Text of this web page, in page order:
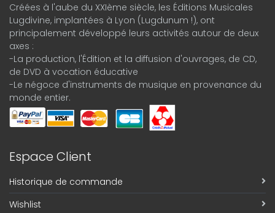
Créées à l'aube du XXIème siècle, les Éditions Musicales
Lugdivine, implantées à Lyon (Lugdunum !), ont
principalement développé leurs activités autour de deux
axes :
-La production, l'Édition et la diffusion d'ouvrages, de CD,
de DVD à vocation éducative
-Le négoce d'instruments de musique en provenance du
monde entier.
Espace Client
Historique de commande
Wishlist